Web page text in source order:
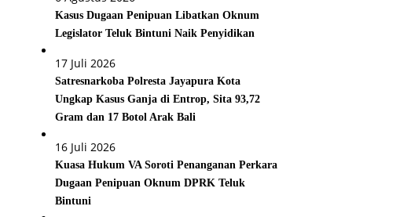
Kasus Dugaan Penipuan Libatkan Oknum
Legislator Teluk Bintuni Naik Penyidikan
17 Juli 2026
Satresnarkoba Polresta Jayapura Kota
Ungkap Kasus Ganja di Entrop, Sita 93,72
Gram dan 17 Botol Arak Bali
16 Juli 2026
Kuasa Hukum VA Soroti Penanganan Perkara
Dugaan Penipuan Oknum DPRK Teluk
Bintuni